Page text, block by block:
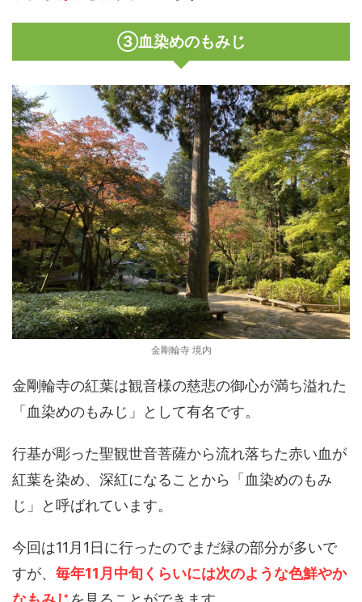
③血染めのもみじ
金剛輪寺 境内
金剛輪寺の紅葉は観音様の慈悲の御心が満ち溢れた
「血染めのもみじ」として有名です。
行基が彫った聖観世音菩薩から流れ落ちた赤い血が
紅葉を染め、深紅になることから「血染めのもみ
じ」と呼ばれています。
今回は11月1日に行ったのでまだ緑の部分が多いで
すが、 毎年11月中旬くらいには次のような色鮮やか